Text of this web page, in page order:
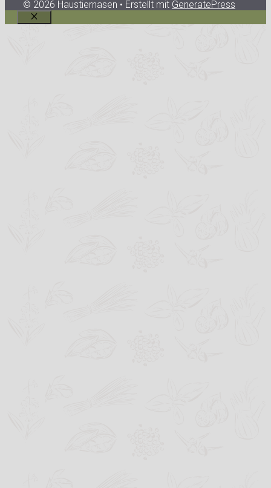
© 2026 Haustiernasen • Erstellt mit GeneratePress
Schließen